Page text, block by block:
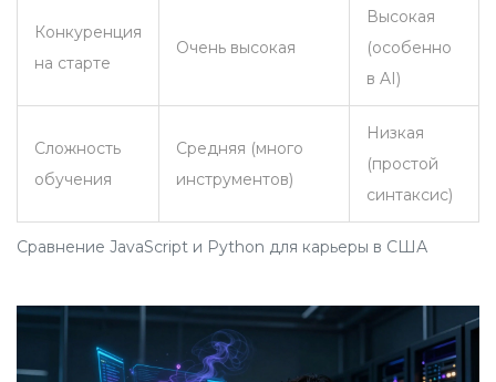
Сравнение JavaScript и Python для карьеры в США
Конкуренция
на старте
Очень высокая
Высокая
(особенно
в AI)
Сложность
обучения
Средняя (много
инструментов)
Низкая
(простой
синтаксис)